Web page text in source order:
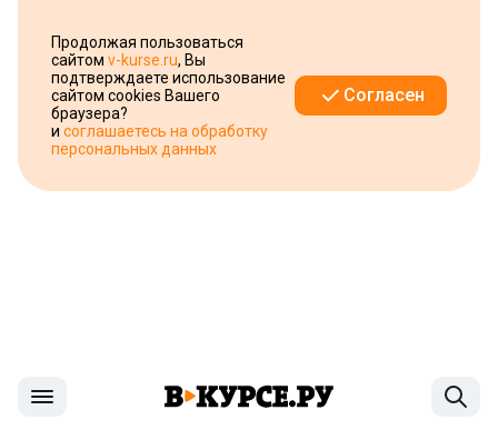
Продолжая пользоваться
сайтом v-kurse.ru, Вы
подтверждаете использование
сайтом cookies Вашего
браузера?
и соглашаетесь на обработку
персональных данных
Согласен